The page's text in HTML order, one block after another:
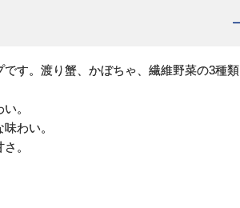
す。渡り蟹、かぼちゃ、繊維野菜の3種類
。
わい。
。